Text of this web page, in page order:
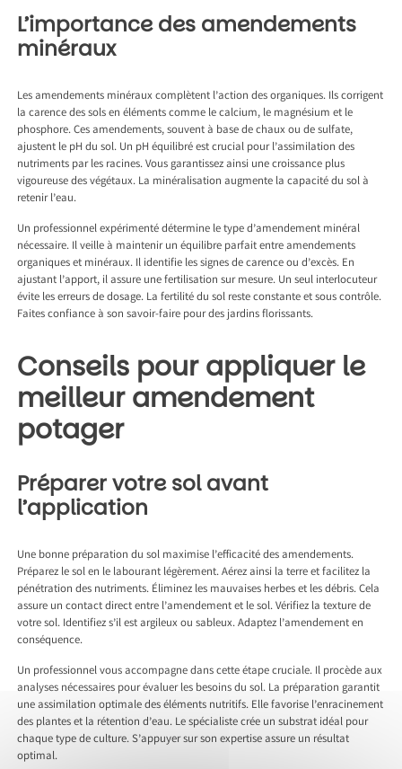
L’importance des amendements
minéraux
Les amendements minéraux complètent l’action des organiques. Ils corrigent
la carence des sols en éléments comme le calcium, le magnésium et le
phosphore. Ces amendements, souvent à base de chaux ou de sulfate,
ajustent le pH du sol. Un pH équilibré est crucial pour l’assimilation des
nutriments par les racines. Vous garantissez ainsi une croissance plus
vigoureuse des végétaux. La minéralisation augmente la capacité du sol à
retenir l’eau.
Un professionnel expérimenté détermine le type d’amendement minéral
nécessaire. Il veille à maintenir un équilibre parfait entre amendements
organiques et minéraux. Il identifie les signes de carence ou d’excès. En
ajustant l’apport, il assure une fertilisation sur mesure. Un seul interlocuteur
évite les erreurs de dosage. La fertilité du sol reste constante et sous contrôle.
Faites confiance à son savoir-faire pour des jardins florissants.
Conseils pour appliquer le
meilleur amendement
potager
Préparer votre sol avant
l’application
Une bonne préparation du sol maximise l’efficacité des amendements.
Préparez le sol en le labourant légèrement. Aérez ainsi la terre et facilitez la
pénétration des nutriments. Éliminez les mauvaises herbes et les débris. Cela
assure un contact direct entre l’amendement et le sol. Vérifiez la texture de
votre sol. Identifiez s’il est argileux ou sableux. Adaptez l’amendement en
conséquence.
Un professionnel vous accompagne dans cette étape cruciale. Il procède aux
analyses nécessaires pour évaluer les besoins du sol. La préparation garantit
une assimilation optimale des éléments nutritifs. Elle favorise l’enracinement
des plantes et la rétention d’eau. Le spécialiste crée un substrat idéal pour
chaque type de culture. S’appuyer sur son expertise assure un résultat
optimal.